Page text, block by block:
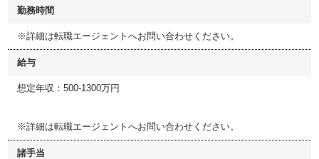
勤務時間
※詳細は転職エージェントへお問い合わせください。
給与
想定年収：500-1300万円
※詳細は転職エージェントへお問い合わせください。
諸手当